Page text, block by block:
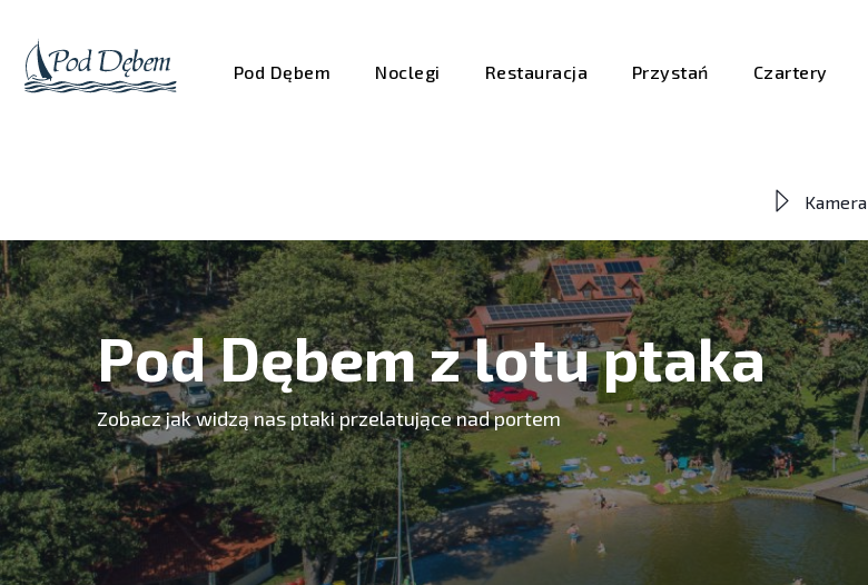
Pod Dębem Noclegi Restauracja Przystań Czartery
Kamera
Pod Dębem z lotu ptaka
Zobacz jak widzą nas ptaki przelatujące nad portem